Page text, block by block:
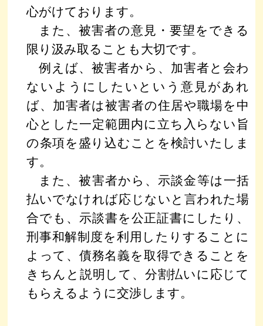
心がけております。
また、被害者の意見・要望をできる
限り汲み取ることも大切です。
例えば、被害者から、加害者と会わ
ないようにしたいという意見があれ
ば、加害者は被害者の住居や職場を中
心とした一定範囲内に立ち入らない旨
の条項を盛り込むことを検討いたしま
す。
また、被害者から、示談金等は一括
払いでなければ応じないと言われた場
合でも、示談書を公正証書にしたり、
刑事和解制度を利用したりすることに
よって、債務名義を取得できることを
きちんと説明して、分割払いに応じて
もらえるように交渉します。